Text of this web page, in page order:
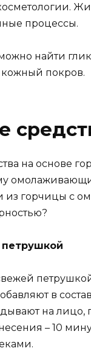
процессы.
найти
покров.
на основе
из горчицы с
в
на
– 10